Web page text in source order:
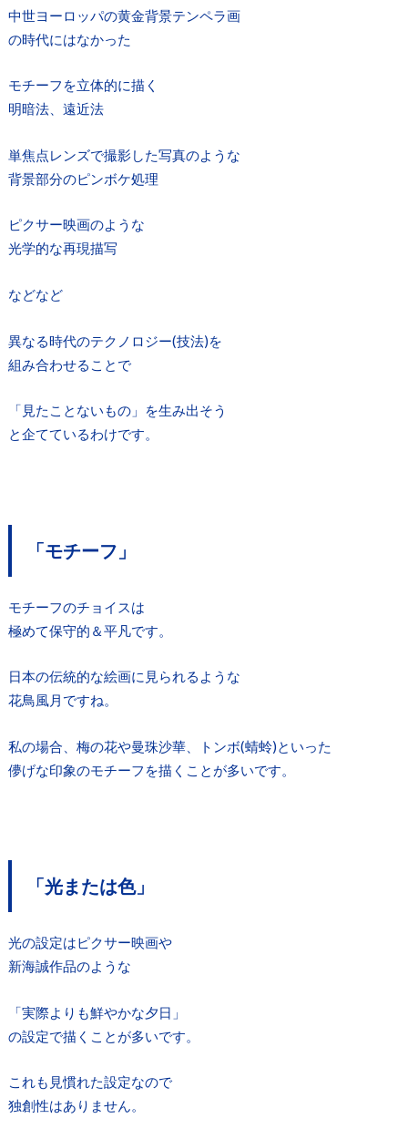
中世ヨーロッパの黄金背景テンペラ画
の時代にはなかった
モチーフを立体的に描く
明暗法、遠近法
単焦点レンズで撮影した写真のような
背景部分のピンボケ処理
ピクサー映画のような
光学的な再現描写
などなど
異なる時代のテクノロジー(技法)を
組み合わせることで
「見たことないもの」を生み出そう
と企てているわけです。
「モチーフ」
モチーフのチョイスは
極めて保守的＆平凡です。
日本の伝統的な絵画に見られるような
花鳥風月ですね。
私の場合、梅の花や曼珠沙華、トンボ(蜻蛉)といった
儚げな印象のモチーフを描くことが多いです。
「光または色」
光の設定はピクサー映画や
新海誠作品のような
「実際よりも鮮やかな夕日」
の設定で描くことが多いです。
これも見慣れた設定なので
独創性はありません。